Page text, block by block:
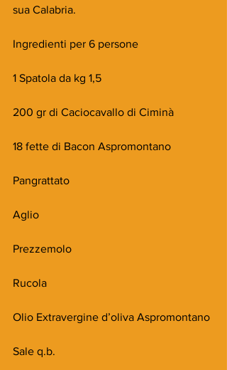
sua Calabria.
Ingredienti per 6 persone
1 Spatola da kg 1,5
200 gr di Caciocavallo di Ciminà
18 fette di Bacon Aspromontano
Pangrattato
Aglio
Prezzemolo
Rucola
Olio Extravergine d’oliva Aspromontano
Sale q.b.